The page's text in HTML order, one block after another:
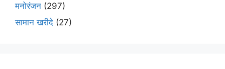
मनोरंजन (297)
सामान खरीदे (27)